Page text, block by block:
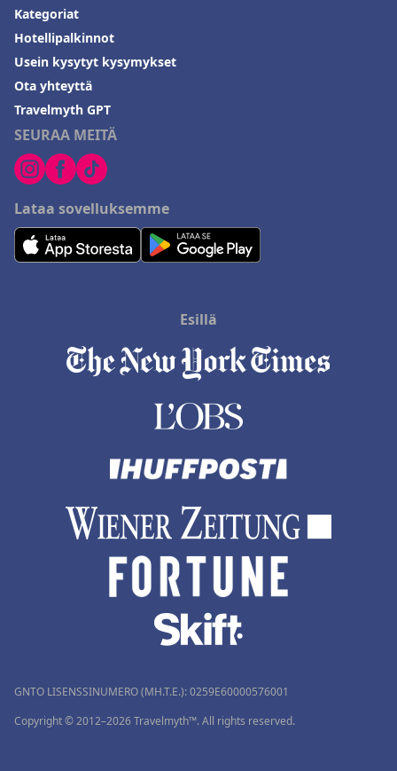
SEURAA MEITÄ
Lataa sovelluksemme
Kategoriat
Hotellipalkinnot
Usein kysytyt kysymykset
Ota yhteyttä
Travelmyth GPT
Esillä
GNTO LISENSSINUMERO (MH.T.E.): 0259Ε60000576001
Copyright © 2012–2026 Travelmyth™. All rights reserved.